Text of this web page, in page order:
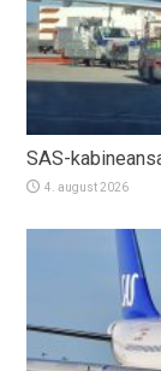
SAS-
4. august 2026